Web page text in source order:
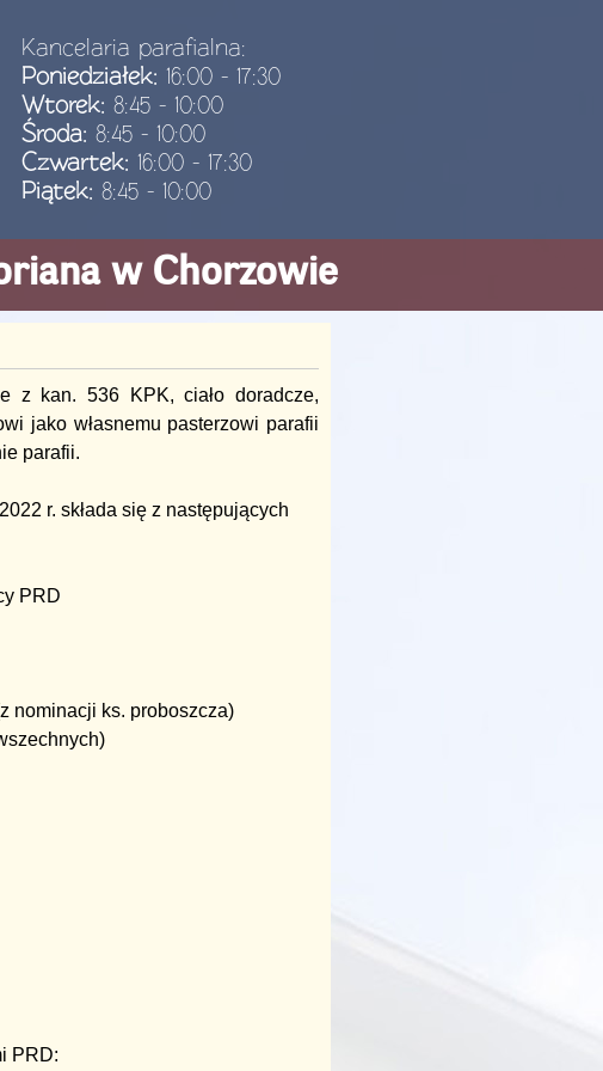
Kancelaria parafialna:
Poniedziałek: 16:00 - 17:30
Wtorek: 8:45 - 10:00
Środa: 8:45 - 10:00
Czwartek: 16:00 - 17:30
Piątek: 8:45 - 10:00
w Chorzowie
z kan. 536 KPK, ciało doradcze,
jako własnemu pasterzowi parafii
parafii.
r. składa się z następujących
PRD
nominacji ks. proboszcza)
PRD: